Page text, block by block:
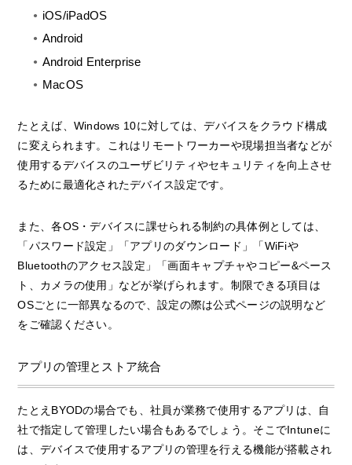
iOS/iPadOS
Android
Android Enterprise
MacOS
たとえば、Windows 10に対しては、デバイスをクラウド構成
に変えられます。これはリモートワーカーや現場担当者などが
使用するデバイスのユーザビリティやセキュリティを向上させ
るために最適化されたデバイス設定です。
また、各OS・デバイスに課せられる制約の具体例としては、
「パスワード設定」「アプリのダウンロード」「WiFiや
Bluetoothのアクセス設定」「画面キャプチャやコピー&ペース
ト、カメラの使用」などが挙げられます。制限できる項目は
OSごとに一部異なるので、設定の際は公式ページの説明など
をご確認ください。
アプリの管理とストア統合
たとえBYODの場合でも、社員が業務で使用するアプリは、自
社で指定して管理したい場合もあるでしょう。そこでIntuneに
は、デバイスで使用するアプリの管理を行える機能が搭載され